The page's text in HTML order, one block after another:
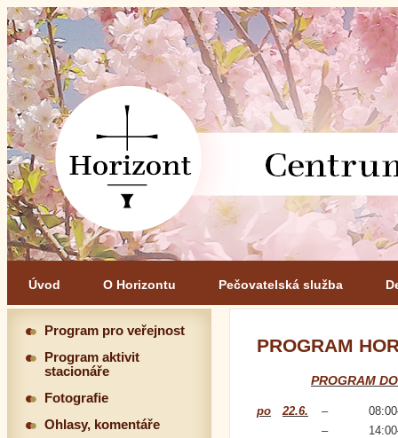
Úvod O Horizontu Pečovatelská služba
PROGRAM
PROGRAM
po 22.6. – 08:00
–
14:00
Program pro veřejnost
Program aktivit
stacionáře
Fotografie
Ohlasy, komentáře